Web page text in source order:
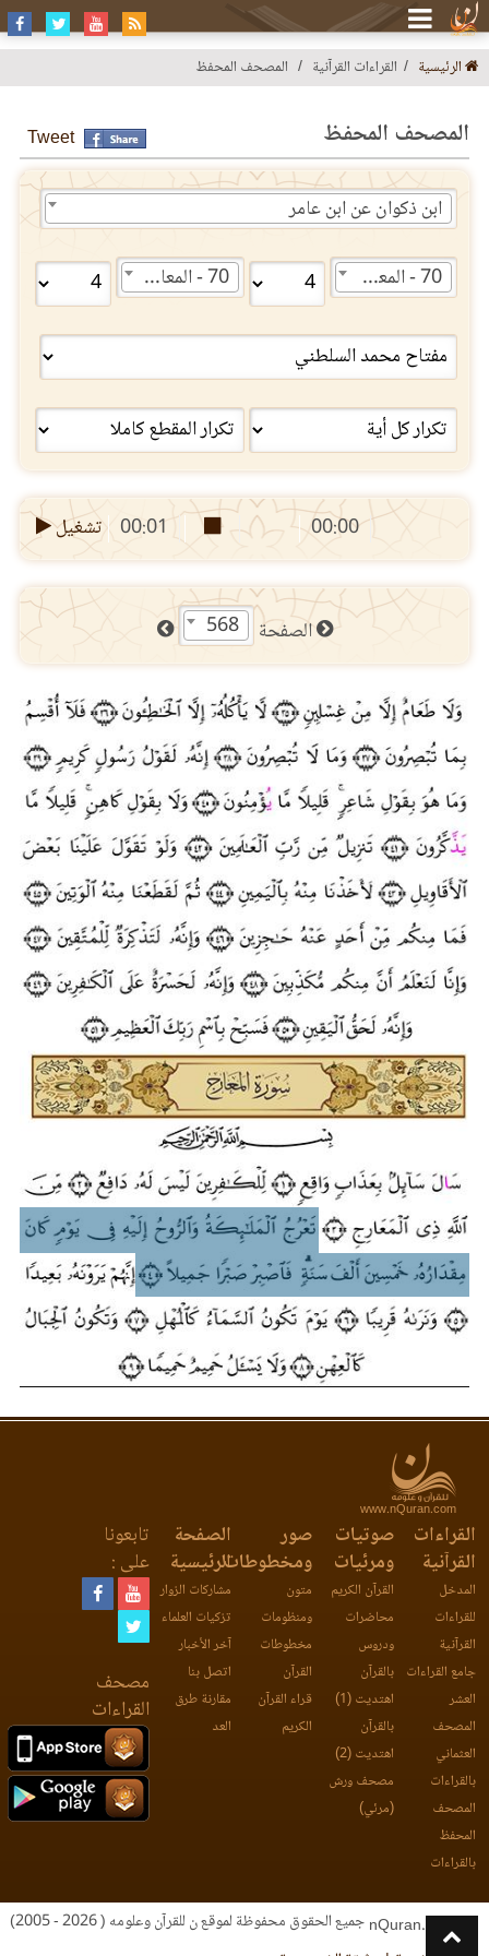
الرئيسية القراءات القرآنية المصحف المحفظ
المصحف المحفظ Tweet
ابن ذكوان عن ابن عامر
70 - المعارج 70 - المعارج
00:00
00:01 تشغيل
الصفحة 568
www.nQuran.com
القراءات
القرآنية
المدخل
للقراءات
القرآنية
جامع القراءات
العشر
المصحف
العثماني
بالقراءات
المصحف
المحفظ
بالقراءات
صوتيات
ومرئيات
القرآن الكريم
محاضرات
ودروس
بالقرآن
اهتديت (1)
بالقرآن
اهتديت (2)
مصحف ورش
(مرئي)
صور
ومخطوطات
متون
ومنظومات
مخطوطات
القرآن
قراء القرآن
الكريم
الصفحة
الرئيسية
مشاركات الزوار
تزكيات العلماء
آخر الأخبار
اتصل بنا
مقارنة طرق
العد
تابعونا
على :
مصحف
القراءات
جميع الحقوق محفوظة لموقع ن للقرآن وعلومه ( 2026 - 2005)
nQuran.com